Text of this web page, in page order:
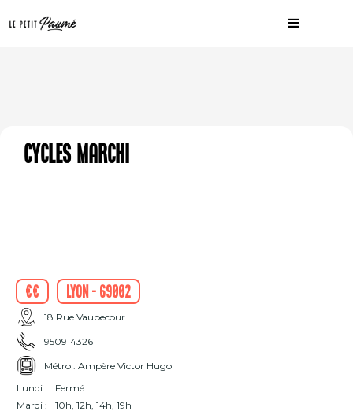
Cycles Marchi
€€ Lyon - 69002
18 Rue Vaubecour
950914326
Métro : Ampère Victor Hugo
Lundi :
Fermé
Mardi :
10h, 12h, 14h, 19h